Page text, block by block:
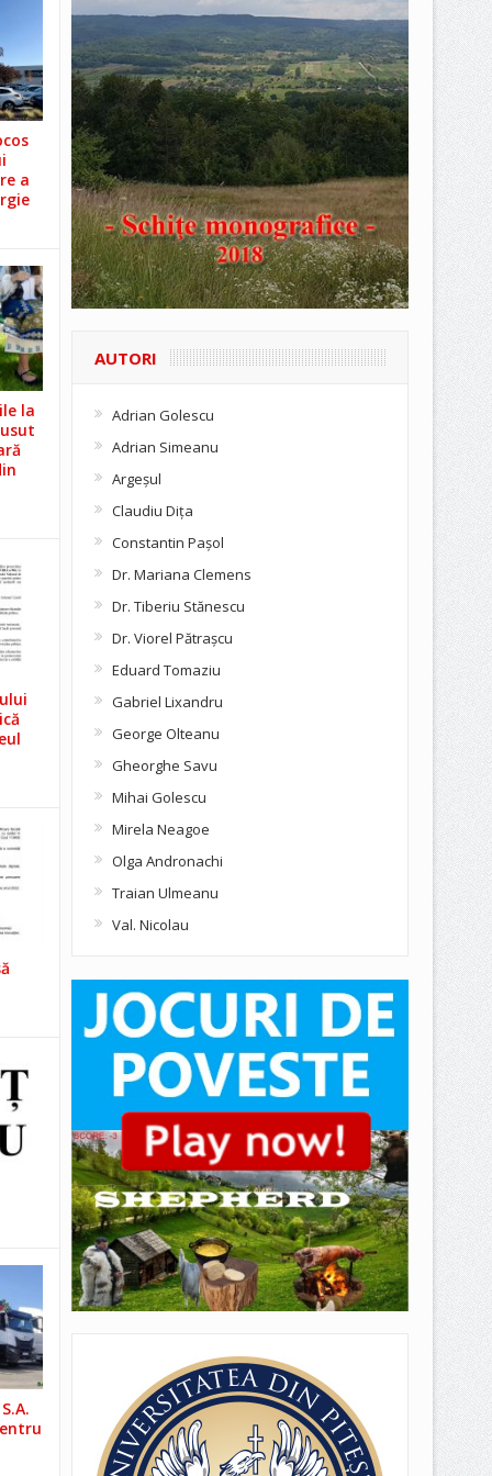
a
la
AUTORI
Adrian Golescu
Adrian Simeanu
Argeşul
Claudiu Diţa
Constantin Pașol
Dr. Mariana Clemens
Dr. Tiberiu Stănescu
Dr. Viorel Pătraşcu
Eduard Tomaziu
Gabriel Lixandru
George Olteanu
Gheorghe Savu
Mihai Golescu
Mirela Neagoe
Olga Andronachi
Traian Ulmeanu
Val. Nicolau